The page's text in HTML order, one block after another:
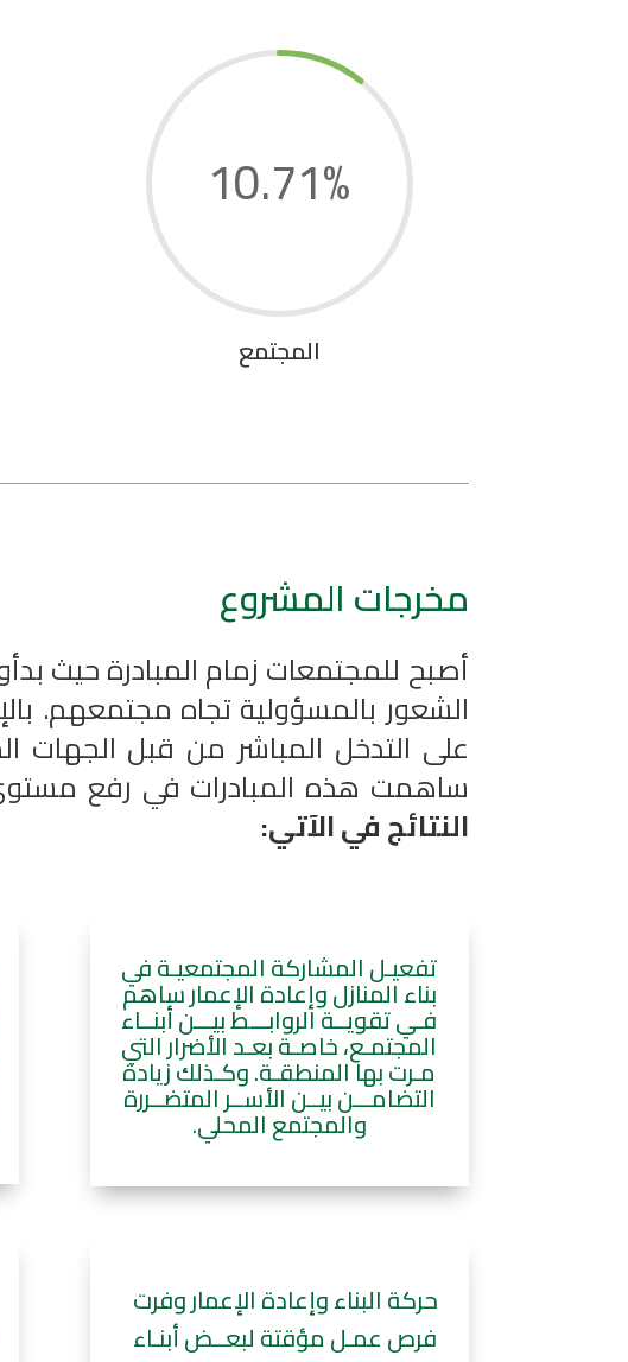
10.71%
المجتمع
مخرجات المشروع
أصبح للمجتمعات زمام المبادرة حيث
الشعور بالمسؤولية تجاه مجتمعهم.
على التدخل المباشر من قبل الجهات
ساهمت هذه المبادرات في رفع مستوى
النتائج في الآتي:
تفعيـل المشاركة المجتمعيـة في
بناء المنازل وإعادة الإعمار ساهم
فـي تقويــة الروابـــط بيـــن أبنــاء
المجتمـع، خاصـة بعـد الأضرار التي
مـرت بها المنطقـة. وكـذلك زيادة
التضامـــن بيــن الأســر المتضــررة
والمجتمع المحلي.
حركة البناء وإعادة الإعمار وفرت
فرص عمـل مؤقتة لبعــض أبنـاء